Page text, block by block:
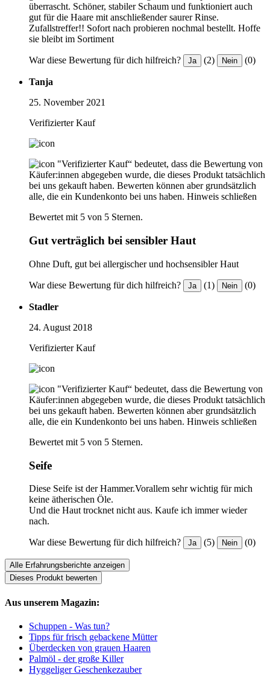
überrascht. Schöner, stabiler Schaum und funktioniert auch
gut für die Haare mit anschließender saurer Rinse.
Zufallstreffer!! Sofort nach probieren nochmal bestellt. Hoffe
sie bleibt im Sortiment
War diese Bewertung für dich hilfreich? Ja (2) Nein (0)
Tanja
25. November 2021
Verifizierter Kauf
"Verifizierter Kauf“ bedeutet, dass die Bewertung von
Käufer:innen abgegeben wurde, die dieses Produkt tatsächlich
bei uns gekauft haben. Bewerten können aber grundsätzlich
alle, die ein Kundenkonto bei uns haben. Hinweis schließen
Bewertet mit 5 von 5 Sternen.
Gut verträglich bei sensibler Haut
Ohne Duft, gut bei allergischer und hochsensibler Haut
War diese Bewertung für dich hilfreich? Ja (1) Nein (0)
Stadler
24. August 2018
Verifizierter Kauf
"Verifizierter Kauf“ bedeutet, dass die Bewertung von
Käufer:innen abgegeben wurde, die dieses Produkt tatsächlich
bei uns gekauft haben. Bewerten können aber grundsätzlich
alle, die ein Kundenkonto bei uns haben. Hinweis schließen
Bewertet mit 5 von 5 Sternen.
Seife
Diese Seife ist der Hammer.Vorallem sehr wichtig für mich
keine ätherischen Öle.
Und die Haut trocknet nicht aus. Kaufe ich immer wieder
nach.
War diese Bewertung für dich hilfreich? Ja (5) Nein (0)
Alle Erfahrungsberichte anzeigen
Dieses Produkt bewerten
Aus unserem Magazin:
Schuppen - Was tun?
Tipps für frisch gebackene Mütter
Überdecken von grauen Haaren
Palmöl - der große Killer
Hyggeliger Geschenkezauber